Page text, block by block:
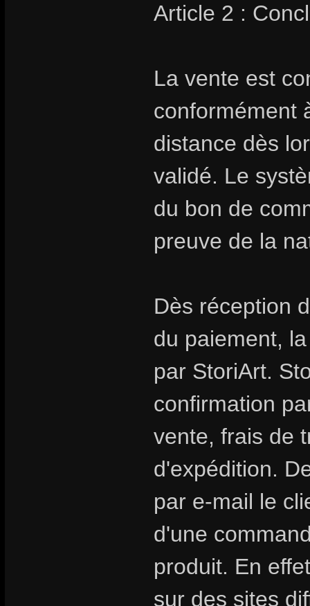
Article 2 :
La vente est
conformément
distance dès
validé. Le
du bon de
preuve de la
Dès réception
du paiement,
par StoriArt.
confirmation
vente, frais de
d'expédition.
par e-mail le
d'une
produit. En
sur des sites